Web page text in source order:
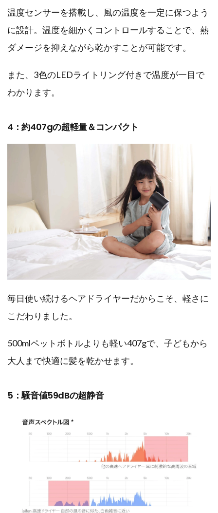
温度センサーを搭載し、風の温度を一定に保つよう
に設計。温度を細かくコントロールすることで、熱
ダメージを抑えながら乾かすことが可能です。
また、3色のLEDライトリング付きで温度が一目で
わかります。
4：約407gの超軽量＆コンパクト
毎日使い続けるヘアドライヤーだからこそ、軽さに
こだわりました。
500mlペットボトルよりも軽い407gで、子どもから
大人まで快適に髪を乾かせます。
5：騒音値59dBの超静音